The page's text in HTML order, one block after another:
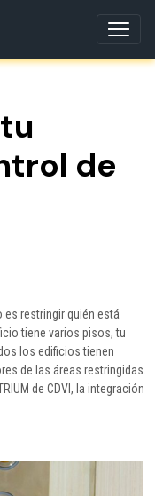
de
restringir quién está
tiene varios pisos, tu
los edificios tienen
de las áreas restringidas.
de CDVI, la integración